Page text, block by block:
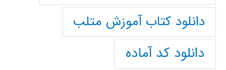
دانلود کتاب آموزش متلب
دانلود کد آماده